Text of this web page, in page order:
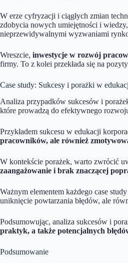
W erze cyfryzacji i ciągłych zmian
zdobycia nowych umiejętności i
nieprzewidywalnymi wyzwaniami
Wreszcie, inwestycje w rozwój
firmy. To z kolei przekłada się na
Case study: Sukcesy i porażki w
Analiza przypadków sukcesów i
które prowadzą do efektywnego
Przykładem sukcesu w edukacji
pracowników, ale również
W kontekście porażek, warto zwrócić
zaangażowanie i brak znaczącej
Ważnym elementem każdego case
uniknięcie powtarzania błędów, ale
Podsumowując, analiza sukcesów i
praktyk, a także potencjalnych
Podsumowanie